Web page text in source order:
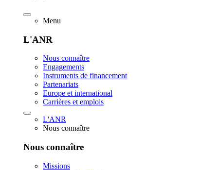
Menu
L'ANR
Nous connaître
Engagements
Instruments de financement
Partenariats
Europe et international
Carrières et emplois
L'ANR
Nous connaître
Nous connaître
Missions